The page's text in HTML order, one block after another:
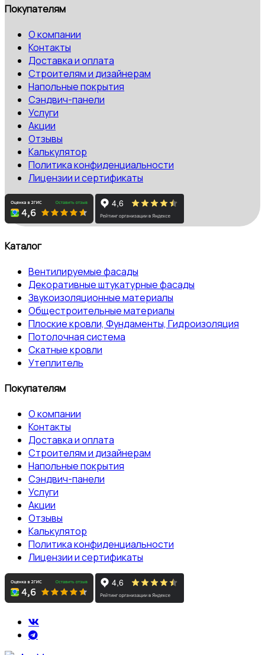
Покупателям
О компании
Контакты
Доставка и оплата
Строителям и дизайнерам
Напольные покрытия
Сэндвич-панели
Услуги
Акции
Отзывы
Калькулятор
Политика конфиденциальности
Лицензии и сертификаты
Каталог
Вентилируемые фасады
Декоративные штукатурные фасады
Звукоизоляционные материалы
Общестроительные материалы
Плоские кровли, Фундаменты, Гидроизоляция
Потолочная система
Скатные кровли
Утеплитель
Покупателям
О компании
Контакты
Доставка и оплата
Строителям и дизайнерам
Напольные покрытия
Сэндвич-панели
Услуги
Акции
Отзывы
Калькулятор
Политика конфиденциальности
Лицензии и сертификаты